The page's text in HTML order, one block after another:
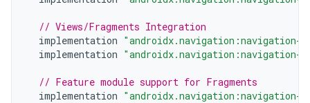
// Views/Fragments Integration
implementation "androidx.navigation:navigation-
implementation "androidx.navigation:navigation-
// Feature module support for Fragments
implementation "androidx.navigation:navigation-